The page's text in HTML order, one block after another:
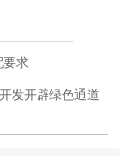
要求
发开辟绿色通道